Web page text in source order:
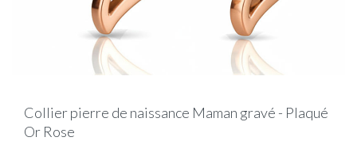
Collier pierre de naissance Maman gravé - Plaqué
Or Rose